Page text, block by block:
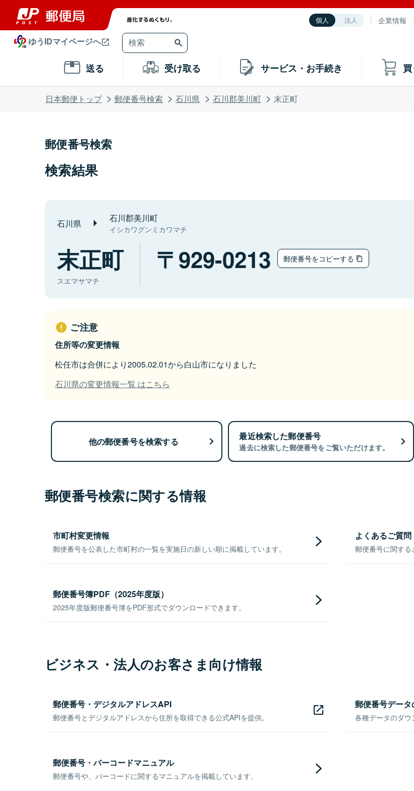
個人 法人 企業情報
ゆうIDマイページへ
送る 受け取る サービス・お手続き 買
日本郵便トップ 郵便番号検索 石川県 石川郡美川町 末正町
郵便番号検索
検索結果
石川県 石川郡美川町
イシカワグンミカワマチ
末正町
スエマサマチ
929-0213 郵便番号をコピーする
ご注意
住所等の変更情報
松任市は合併により2005.02.01から白山市になりました
石川県の変更情報一覧 はこちら
他の郵便番号を検索する 最近検索した郵便番号
過去に検索した郵便番号をご覧いただけます。
郵便番号検索に関する情報
市町村変更情報
郵便番号を公表した市町村の一覧を実施日の新しい順に掲載しています。
よくあるご質
郵便番号に関する
郵便番号簿PDF（2025年度版）
2025年度版郵便番号簿をPDF形式でダウンロードできます。
ビジネス・法人のお客さま向け情報
郵便番号・デジタルアドレスAPI
郵便番号とデジタルアドレスから住所を取得できる公式APIを提供。
郵便番号デー
各種データのダウ
郵便番号・バーコードマニュアル
郵便番号や、バーコードに関するマニュアルを掲載しています。